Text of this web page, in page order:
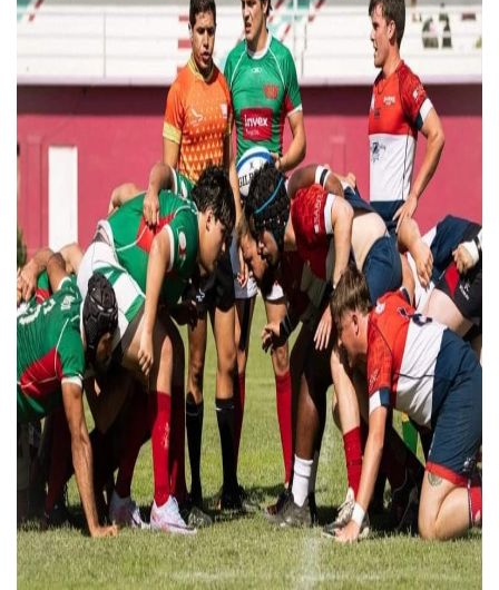
Colectivos Piden A Lemus Más Ministerios Públicos Para
Avenida Federación En Puerto Vallarta Registra 80% De
Caída De “El Mencho” Elevó Percepción De Inseguridad
Mercado Vallarta Incluye Reúne A Emprendedores Locales
Morenistas Imparten Taller En Puerto Vallarta
CEDHJ Señala Violaciones A Derechos De Víctima De
Ayutla Bajo Investigación Tras Reporte De Posible
Maleza Crece En Camellones De La Principal Avenida
Lluvias E Inundaciones No Detienen El Transporte Público
Bruno Blancas Reúne A Especialistas Para Analizar La
Entregan Aparato Auditivo A Don Juan Ramírez En Puerto
Juan Carlos Castro Realiza Asamblea Informativa En La
Huracán En Formación Podría Generar Oleaje Elevado En
Viajar A Puerto Vallarta Este Verano Puede Costar Hasta
Buscan Reducir Riesgos Por Cocodrilos En Playas De
Plantean “Ley Don Juanito” Al Diputado Federal Bruno
Vecinos De La Playita Reciben A Juan Carlos Castro
Asesinan En Oaxaca Al Periodista Francisco Alejandro
Detienen A Cuatro Hombres Armados En Bucerías;
Yussara Canales Pide Transparencia Sobre Nuevo
Adultos Mayores De Ixtapa Tendrán Una “Casa De Día”
Mujeres Recorren Calles De Ixtapa Para Identificar
Bruno Blancas Convoca A Mesa De Análisis Para La
CUCosta E IMSS Nayarit Avanzan En Acuerdos Para